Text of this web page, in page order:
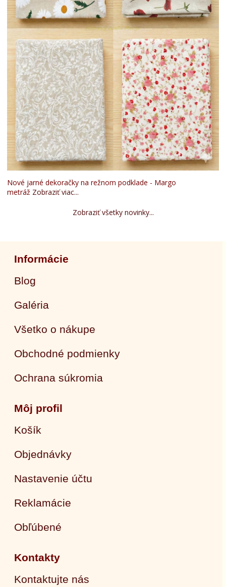
Nové jarné dekoračky na režnom podklade - Margo
metráž Zobraziť viac...
Zobraziť všetky novinky...
Informácie
Blog
Galéria
Všetko o nákupe
Obchodné podmienky
Ochrana súkromia
Môj profil
Košík
Objednávky
Nastavenie účtu
Reklamácie
Obľúbené
Kontakty
Kontaktujte nás